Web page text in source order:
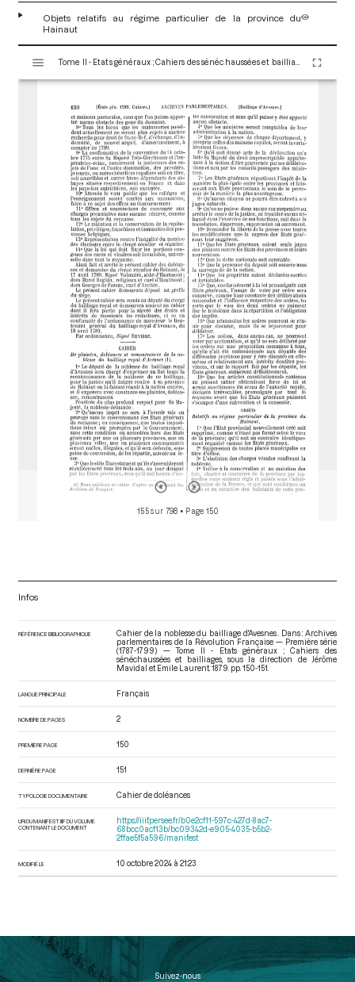
Objets relatifs au régime particulier de la province du
Hainaut
s
155 sur 798 • Page 150
Infos
RÉFÉRENCE BIBLIOGRAPHIQUE
Cahier de la noblesse du bailliage d'Avesnes . Dans : Archives
parlementaires de la Révolution Française — Première série
(1787-1799) — Tome II - Etats généraux ; Cahiers des
sénéchaussées et bailliages, sous la direction de Jérôme
Mavidal et Emile Laurent. 1879. pp. 150-151.
LANGUE PRINCIPALE Français
NOMBRE DE PAGES 2
PREMIÈRE PAGE 150
DERNIÈRE PAGE 151
TYPOLOGIE DOCUMENTAIRE Cahier de doléances
URI DU MANIFEST IIIF DU VOLUME
CONTENANT LE DOCUMENT
https://iiif.persee.fr/b0e2cf11-597c-427d-8ac7-
68bcc0acf13b/bc09342d-e905-4035-b5b2-
2ffae5f5a596/manifest
MODIFIÉ LE 10 octobre 2024 à 21:23
Suivez-nous